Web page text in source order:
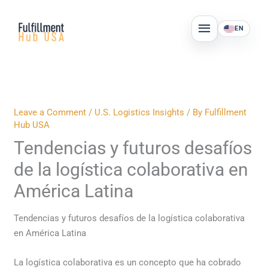
content
MAIN
MENU
EN
Leave a Comment / U.S. Logistics Insights / By Fulfillment
Hub USA
Tendencias y futuros desafíos
de la logística colaborativa en
América Latina
Tendencias y futuros desafíos de la logística colaborativa
en América Latina
La logística colaborativa es un concepto que ha cobrado